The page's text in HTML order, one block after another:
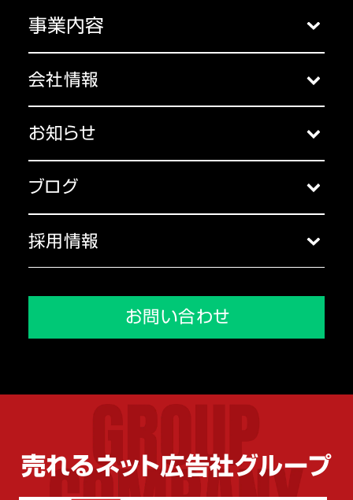
事業内容
コンサルティング
会社情報
アクセス
主な受賞歴
コーポレートガバナンス
沿革
メディア掲載実績
お知らせ
ブログ
採用情報
会社を知る
環境を知る
お問い合わせ
売れるネット広告社グループ